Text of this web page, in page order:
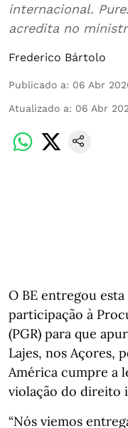
internacional.
acredita no
Frederico Bártolo
Publicado a: 06 Abr
Atualizado a: 06 Abr
O BE entregou
participação à
(PGR) para que
Lajes, nos Açores,
América cumpre a
violação do direito
“Nós viemos